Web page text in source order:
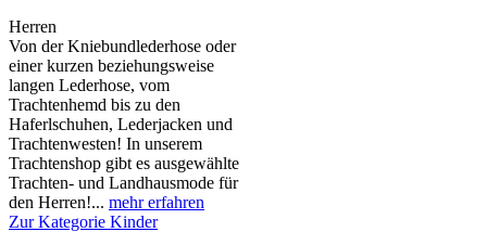
Herren
Von der Kniebundlederhose oder
einer kurzen beziehungsweise
langen Lederhose, vom
Trachtenhemd bis zu den
Haferlschuhen, Lederjacken und
Trachtenwesten! In unserem
Trachtenshop gibt es ausgewählte
Trachten- und Landhausmode für
den Herren!... mehr erfahren
Zur Kategorie Kinder